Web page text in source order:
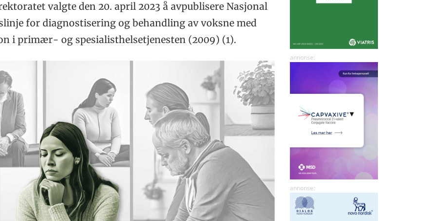
valgte den 20. april 2023 å avpublisere Nasjonal
for diagnostisering og behandling av voksne med
i primær- og spesialisthelsetjenesten (2009) (1).